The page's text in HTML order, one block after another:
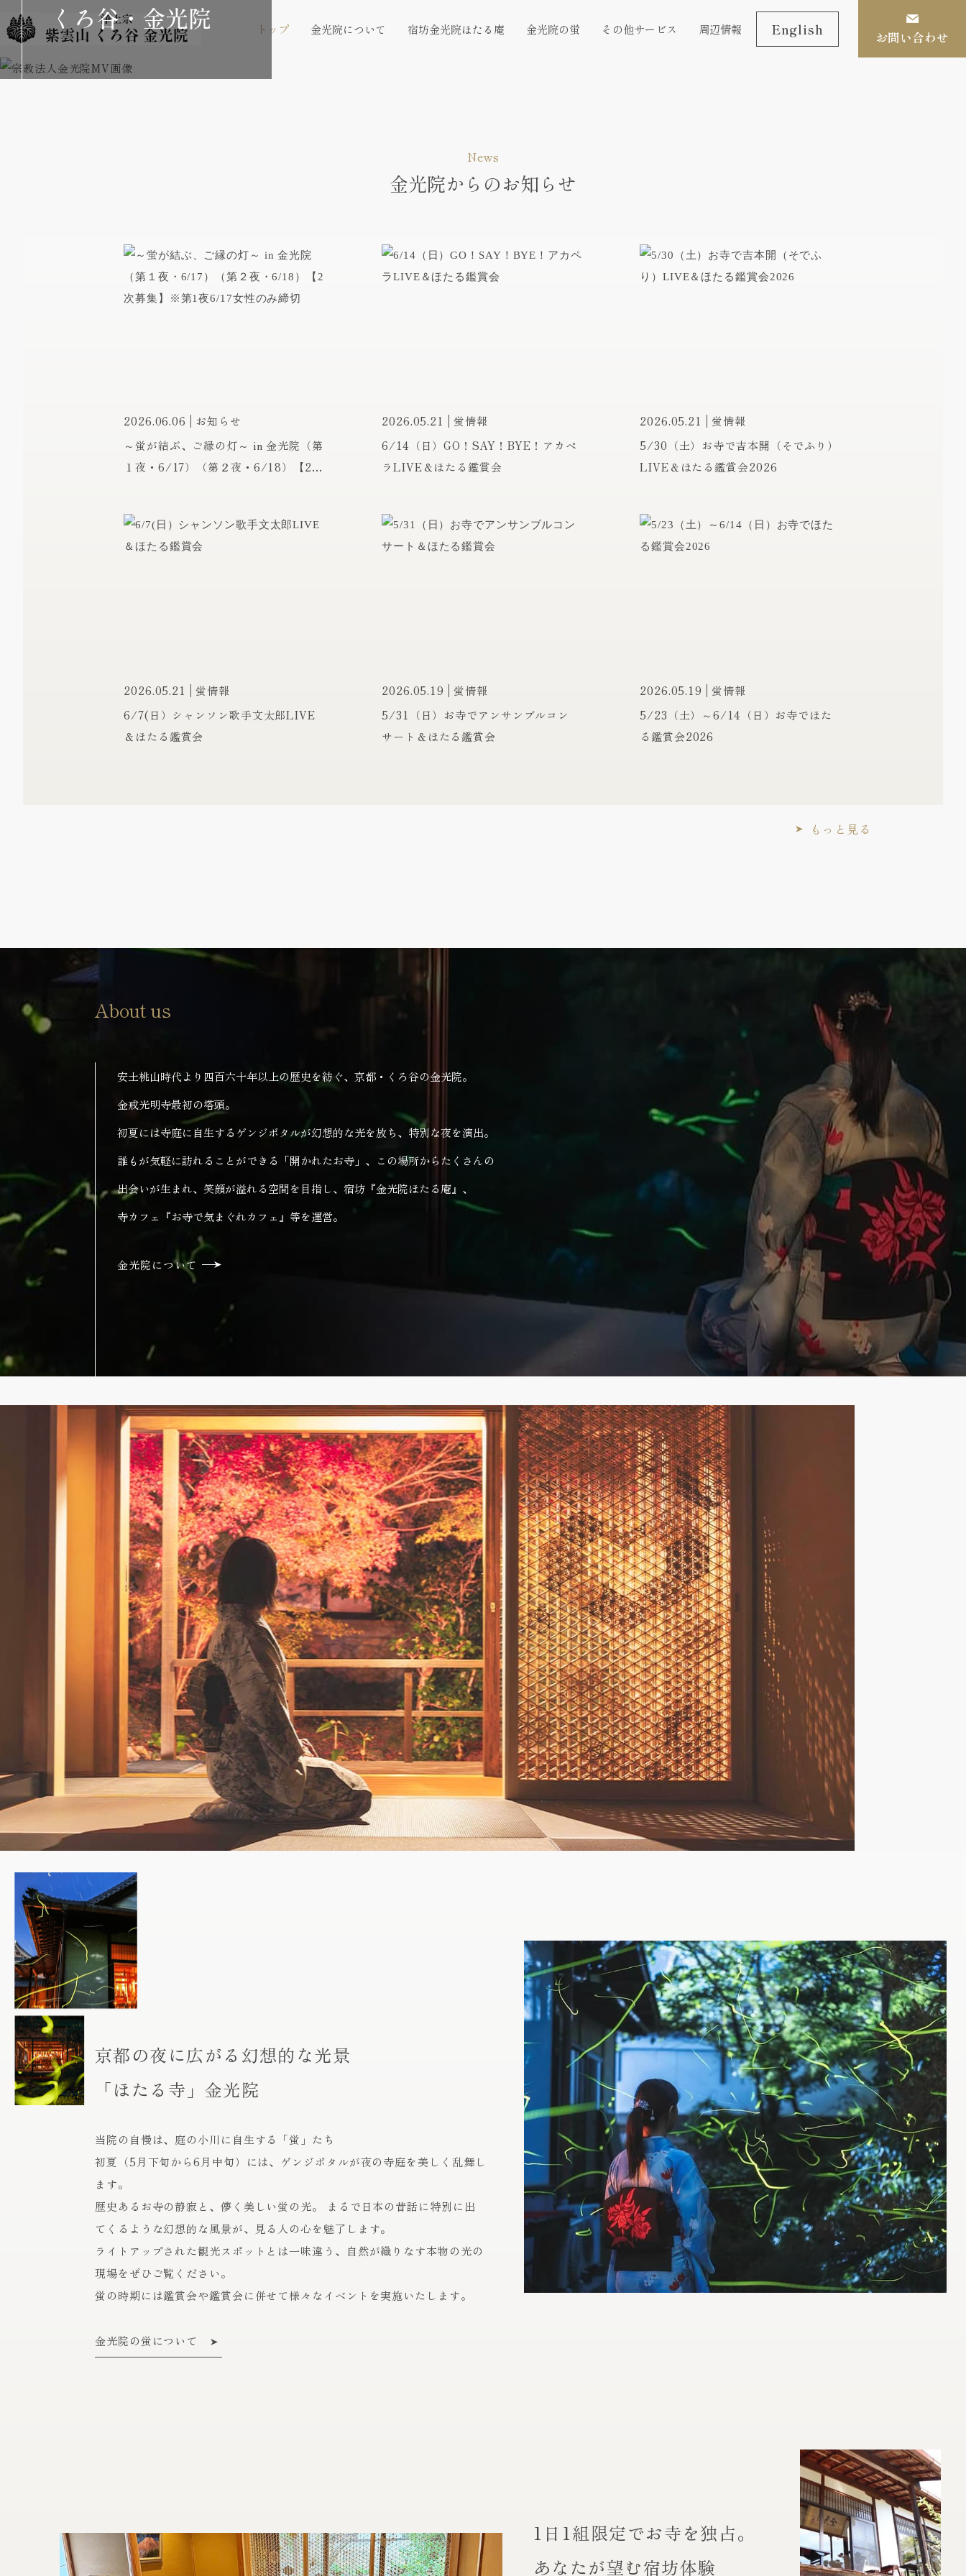
トップ 金光院について 宿坊金光院ほたる庵 金光院の蛍 その他サービス 周辺情報 English お問い合わせ
くろ谷・金光院
News
金光院からのお知らせ
2026.06.06
お知らせ
～蛍が結ぶ、ご縁の灯～ in 金光院（第
１夜・6/17）（第２夜・6/18）【2次
2026.05.21
蛍情報
6/14（日）GO！SAY！BYE！アカペ
ラLIVE＆ほたる鑑賞会
2026.05.21
蛍情報
5/30（土）お寺で吉本開（そでふり）
LIVE＆ほたる鑑賞会2026
2026.05.21
蛍情報
6/7(日）シャンソン歌手文太郎LIVE
＆ほたる鑑賞会
2026.05.19
蛍情報
5/31（日）お寺でアンサンブルコン
サート＆ほたる鑑賞会
2026.05.19
蛍情報
5/23（土）～6/14（日）お寺でほた
る鑑賞会2026
もっと見る
About us
安土桃山時代より四百六十年以上の歴史を紡ぐ、京都・くろ谷の金光院。
金戒光明寺最初の塔頭。
初夏には寺庭に自生するゲンジボタルが幻想的な光を放ち、特別な夜を演出。
誰もが気軽に訪れることができる「開かれたお寺」、この場所からたくさんの
出会いが生まれ、笑顔が溢れる空間を目指し、宿坊『金光院ほたる庵』、
寺カフェ『お寺で気まぐれカフェ』等を運営。
金光院について
京都の夜に広がる幻想的な光景
「ほたる寺」金光院
当院の自慢は、庭の小川に自生する「蛍」たち
初夏（5月下旬から6月中旬）には、ゲンジボタルが夜の寺庭を美しく乱舞し
ます。
歴史あるお寺の静寂と、儚く美しい蛍の光。 まるで日本の昔話に特別に出
てくるような幻想的な風景が、見る人の心を魅了します。
ライトアップされた観光スポットとは一味違う、自然が織りなす本物の光の
現場をぜひご覧ください。
蛍の時期には鑑賞会や鑑賞会に併せて様々なイベントを実施いたします。
金光院の蛍について
1日1組限定でお寺を独占。
あなたが望む宿坊体験